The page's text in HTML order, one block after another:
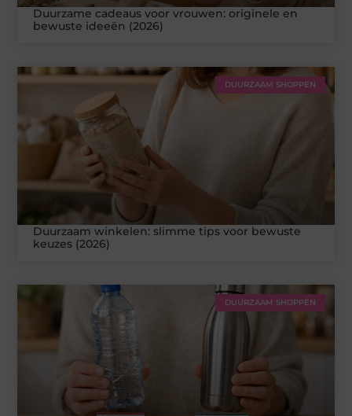
Duurzame cadeaus voor vrouwen: originele en
bewuste ideeën (2026)
DUURZAAM SHOPPEN
Duurzaam winkelen: slimme tips voor bewuste
keuzes (2026)
DUURZAAM SHOPPEN